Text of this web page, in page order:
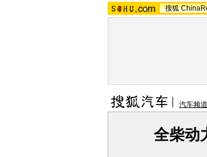
搜狐
汽车频道
全柴动